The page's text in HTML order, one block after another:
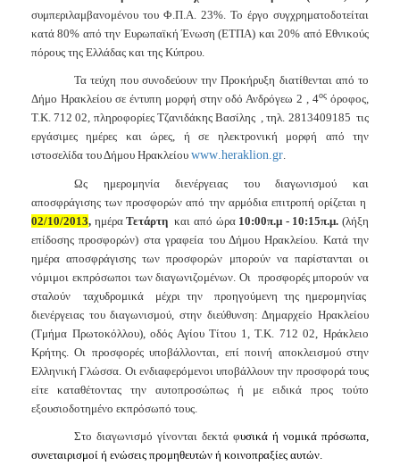
συμπεριλαμβανομένου του Φ.Π.Α. 23%. Το έργο συγχρηματοδοτείται
κατά 80% από την Ευρωπαϊκή Ένωση (ΕΤΠΑ) και 20% από Εθνικούς
πόρους της Ελλάδας και της Κύπρου.
Τα τεύχη που συνοδεύουν την Προκήρυξη διατίθενται από το
Δήμο Ηρακλείου σε έντυπη μορφή στην οδό Ανδρόγεω 2 , 4ος όροφος,
Τ.Κ. 712 02, πληροφορίες Τζανιδάκης Βασίλης
, τηλ. 2813409185 τις
εργάσιμες ημέρες και ώρες, ή σε ηλεκτρονική μορφή από την
ιστοσελίδα του Δήμου Ηρακλείου www heraklion gr
Ως ημερομηνία διενέργειας του διαγωνισμού και
αποσφράγισης των προσφορών από την αρμόδια επιτροπή ορίζεται η
02/10/2013, ημέραΤετάρτη και από ώρα 10:00π.μ - 10:15π.μ. (λήξη
επίδοσης προσφορών) στα γραφεία του Δήμου Ηρακλείου. Κατά την
ημέρα αποσφράγισης των προσφορών μπορούν να παρίστανται οι
νόμιμοι εκπρόσωποι των διαγωνιζομένων. Οι προσφορές μπορούν να
σταλούν
ταχυδρομικά μέχρι την
προηγούμενη της ημερομηνίας
διενέργειας του διαγωνισμού, στην διεύθυνση: Δημαρχείο Ηρακλείου
(Τμήμα Πρωτοκόλλου), οδός Αγίου Τίτου 1, Τ.Κ. 712 02, Ηράκλειο
Κρήτης.Οι προσφορές υποβάλλονται, επί ποινή αποκλεισμού στην
Ελληνική Γλώσσα. Οι ενδιαφερόμενοι υποβάλλουν την προσφορά τους
είτε καταθέτοντας την αυτοπροσώπως ή με ειδικά προς τούτο
εξουσιοδοτημένο εκπρόσωπό τους.
Στο διαγωνισμό γίνονται δεκτά φυσικά ή νομικά πρόσωπα,
συνεταιρισμοί ή ενώσεις προμηθευτών ή κοινοπραξίες αυτών.